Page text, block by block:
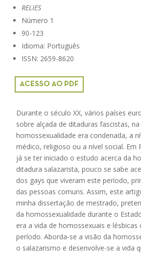
RELIES
Número 1
90-123
Idioma: Português
ISSN: 2659-8620
ACESSO AO PDF
Durante o século XX, vários países
sobre alçada de ditaduras fascistas, na
homossexualidade era condenada, a
médico, religioso ou a nível social. Em
já se ter iniciado o estudo acerca da
ditadura salazarista, pouco se sabe
dos gays que viveram este período,
das pessoas comuns. Assim, este
minha dissertação de mestrado,
da homossexualidade durante o
era a vida de homossexuais e lésbicas
período. Aborda-se a visão da
o salazarismo e desenvolve-se a vida